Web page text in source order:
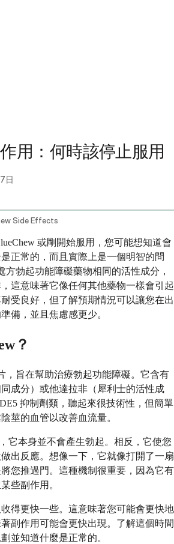
用：何時該停止服用
日
Side Effects
或剛開始服用，您可能想知道會
正常的，而且實際上是一個明智的問
方勃起功能障礙藥物相同的活性成分，
這意味著它像任何其他藥物一樣會引起
受良好，但了解預期情況可以讓您在出
備，並且焦慮感更少。
？
，旨在幫助治療勃起功能障礙。它含有
成分）或他達拉非（犀利士的活性成
抑制劑類，聽起來很技術性，但簡單
莖的血管以改善血流量。
它本身並不會產生勃起。相反，它使您
出反應。想像一下，它就像打開了一扇
您推過門。這種機制很重要，因為它有
些副作用。
得更快一些。這意味著您可能會更快地
副作用可能會更快出現。了解這個時間
並知道什麼是正常的。